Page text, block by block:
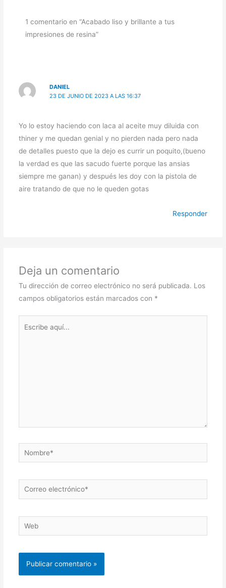
1 comentario en “Acabado liso y brillante a tus
impresiones de resina”
DANIEL
23 DE JUNIO DE 2023 A LAS 16:37
Yo lo estoy haciendo con laca al aceite muy diluida con
thiner y me quedan genial y no pierden nada pero nada
de detalles puesto que la dejo es currir un poquito,(bueno
la verdad es que las sacudo fuerte porque las ansias
siempre me ganan) y después les doy con la pistola de
aire tratando de que no le queden gotas
Responder
Deja un comentario
Tu dirección de correo electrónico no será publicada. Los
campos obligatorios están marcados con *
Nombre*
Correo
electrónico*
Web